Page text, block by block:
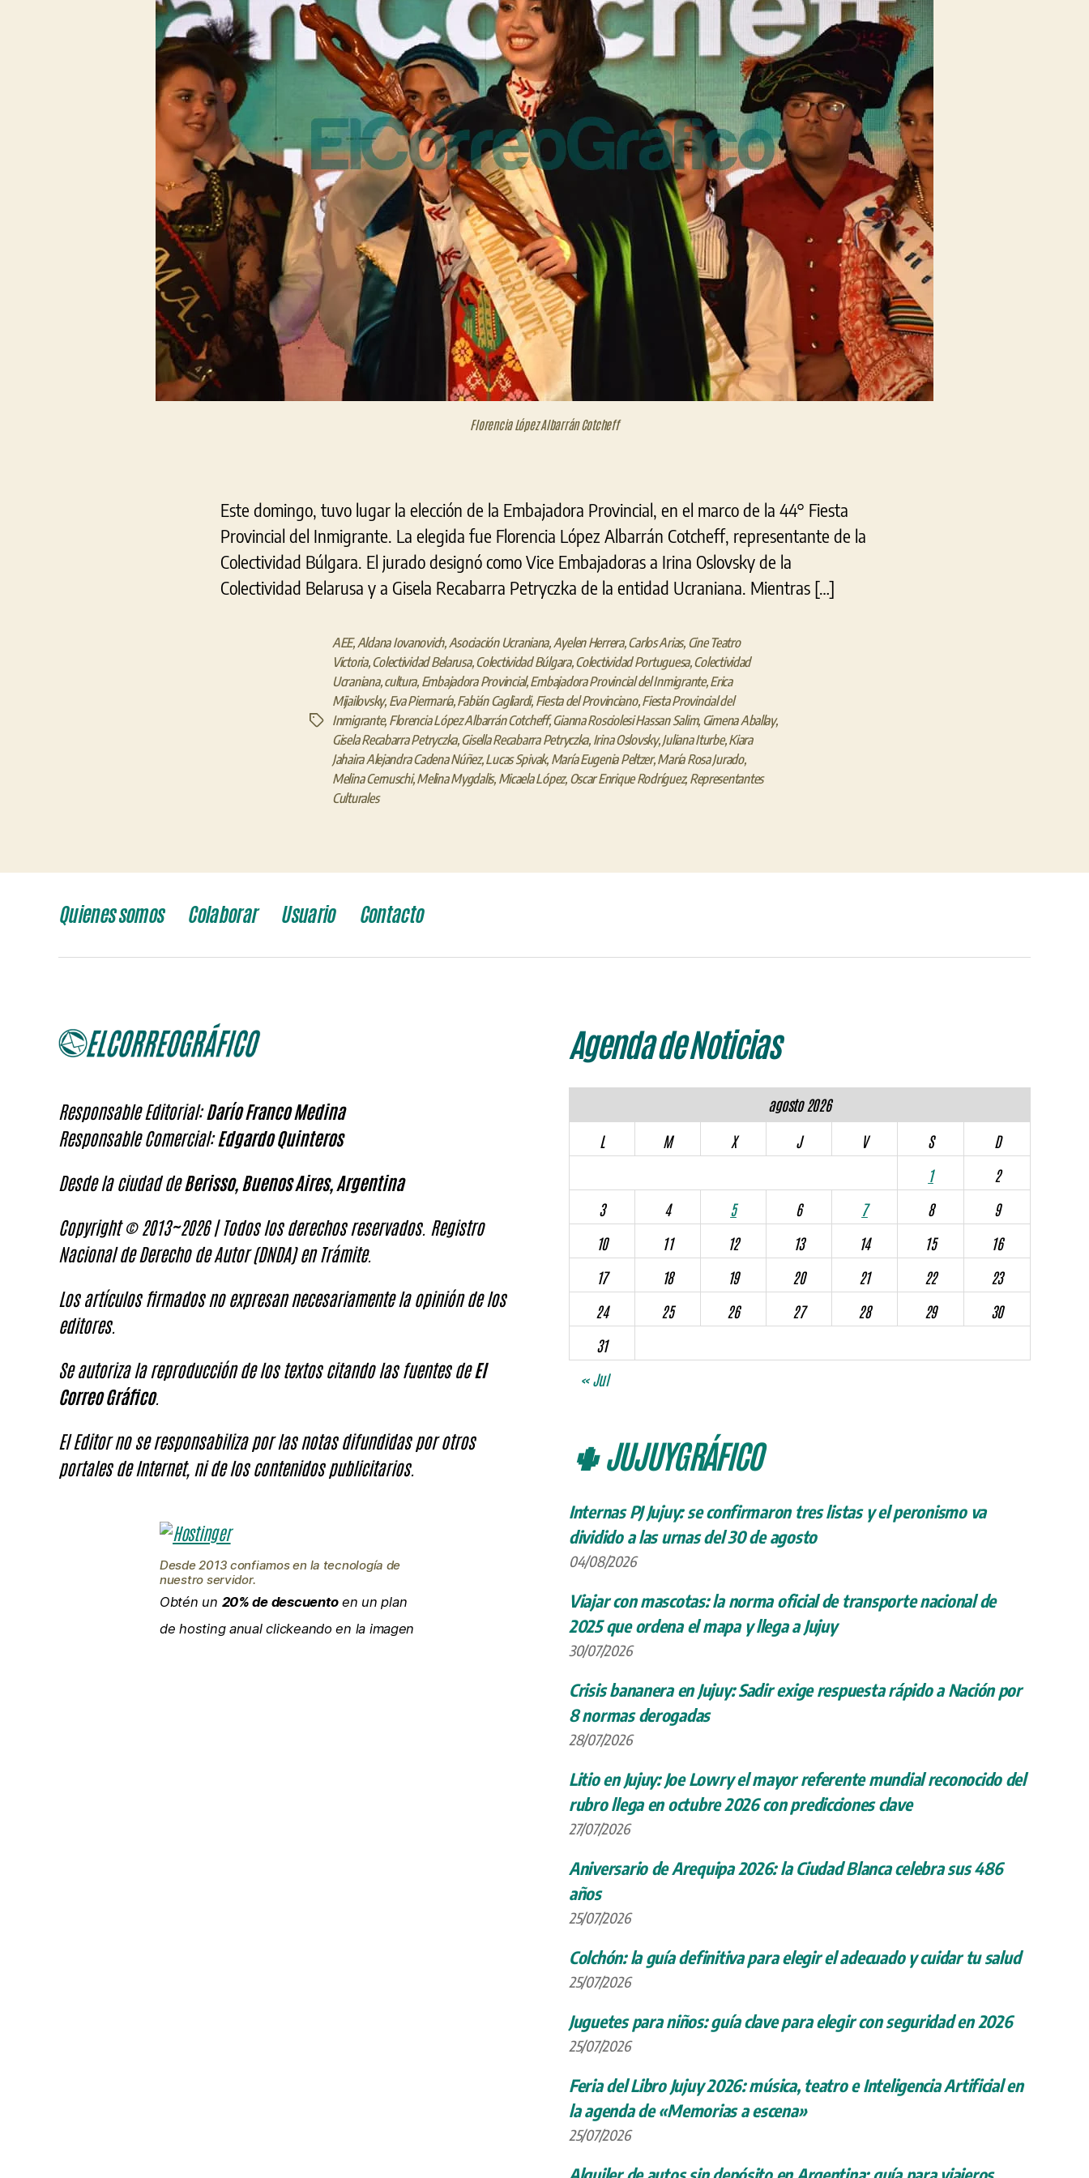
Florencia López Albarrán Cotcheff
Este domingo, tuvo lugar la elección de la Embajadora Provincial, en el marco de la 44° Fiesta
Provincial del Inmigrante. La elegida fue Florencia López Albarrán Cotcheff, representante de la
Colectividad Búlgara. El jurado designó como Vice Embajadoras a Irina Oslovsky de la
Colectividad Belarusa y a Gisela Recabarra Petryczka de la entidad Ucraniana. Mientras […]
Etiquetas
AEE, Aldana Iovanovich, Asociación Ucraniana, Ayelen Herrera,Carlos Arias, Cine Teatro
Victoria,Colectividad Belarusa,Colectividad Búlgara,Colectividad Portuguesa,Colectividad
Ucraniana,cultura, Embajadora Provincial,Embajadora Provincial del Inmigrante,Erica
Mijailovsky, Eva Piermaría,Fabián Cagliardi, Fiesta del Provinciano,Fiesta Provincial del
Inmigrante, Florencia López Albarrán Cotcheff,Gianna Rosciolesi Hassan Salim, Gimena Aballay,
Gisela Recabarra Petryczka,Gisella Recabarra Petryczka, Irina Oslovsky,Juliana Iturbe,Kiara
Jahaira Alejandra Cadena Núñez,Lucas Spivak, María Eugenia Peltzer,María Rosa Jurado,
Melina Cernuschi,Melina Mygdalis, Micaela López, Oscar Enrique Rodríguez, Representantes
Culturales
Quienes somos Colaborar Usuario Contacto
Responsable Editorial:Darío Franco Medina
Responsable Comercial:Edgardo Quinteros
Desde la ciudad deBerisso, Buenos Aires, Argentina
Copyright © 2013~2026 | Todos los derechos reservados. Registro
Nacional de Derecho de Autor (DNDA) en Trámite.
Los artículos firmados no expresan necesariamente la opinión de los
editores.
Se autoriza la reproducción de los textos citando las fuentes deEl
Correo Gráfico.
El Editor no se responsabiliza por las notas difundidas por otros
portales de Internet, ni de los contenidos publicitarios.
Desde 2013 confiamos en la tecnología de
nuestro servidor.
Obtén un 20% de descuentoen un plan
de hosting anual clickeando en la imagen
Agenda de Noticias
agosto 2026
L
M X J V S
D
1
2
3
4 5 6 7 8
9
10
11 12 13 14 15
16
17
18 19 20 21 22
23
24
25 26 27 28 29
30
31
« Jul
🌵 JUJUYGRÁFICO
Internas PJ Jujuy: se confirmaron tres listas y el peronismo va
dividido a las urnas del 30 de agosto
04/08/2026
Viajar con mascotas: la norma oficial de transporte nacional de
2025 que ordena el mapa y llega a Jujuy
30/07/2026
Crisis bananera en Jujuy: Sadir exige respuesta rápido a Nación por
8 normas derogadas
28/07/2026
Litio en Jujuy: Joe Lowry el mayor referente mundial reconocido del
rubro llega en octubre 2026 con predicciones clave
27/07/2026
Aniversario de Arequipa 2026: la Ciudad Blanca celebra sus 486
años
25/07/2026
Colchón: la guía definitiva para elegir el adecuado y cuidar tu salud
25/07/2026
Juguetes para niños: guía clave para elegir con seguridad en 2026
25/07/2026
Feria del Libro Jujuy 2026: música, teatro e Inteligencia Artificial en
la agenda de «Memorias a escena»
25/07/2026